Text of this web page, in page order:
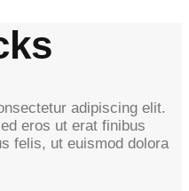
adipiscing elit.
eros ut erat finibus
felis, ut euismod dolora